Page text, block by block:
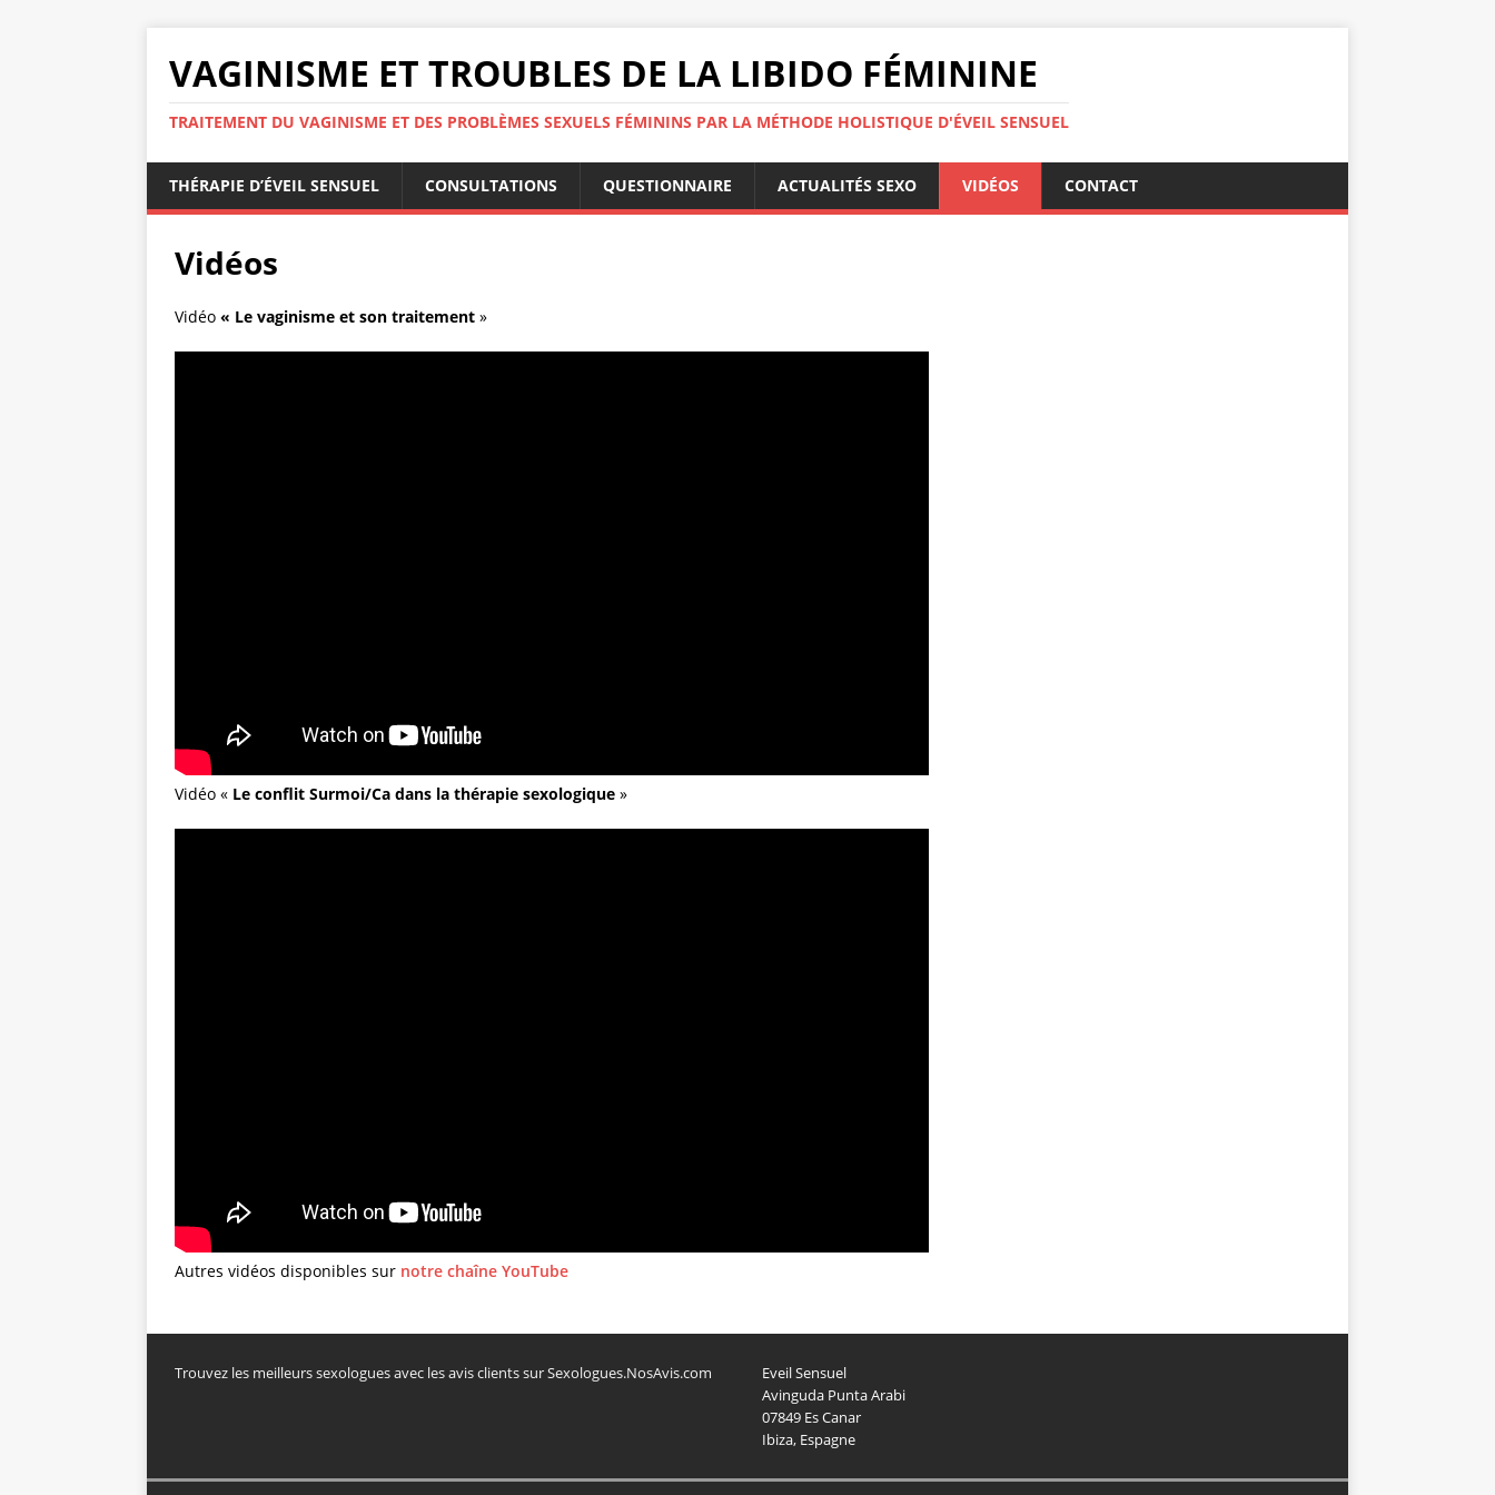
VAGINISME ET TROUBLES DE LA LIBIDO FÉMININE
TRAITEMENT DU VAGINISME ET DES PROBLÈMES SEXUELS FÉMININS PAR LA MÉTHODE HOLISTIQUE D'ÉVEIL SENSUEL
THÉRAPIE D’ÉVEIL SENSUEL CONSULTATIONS QUESTIONNAIRE ACTUALITÉS SEXO VIDÉOS CONTACT
Vidéos
Vidéo « Le vaginisme et son traitement »
Vidéo « Le conflit Surmoi/Ca dans la thérapie sexologique »
Autres vidéos disponibles sur notre chaîne YouTube
Trouvez les meilleurs sexologues avec les avis clients sur Sexologues.NosAvis.com
Eveil Sensuel
Avinguda Punta Arabi
07849 Es Canar
Ibiza, Espagne